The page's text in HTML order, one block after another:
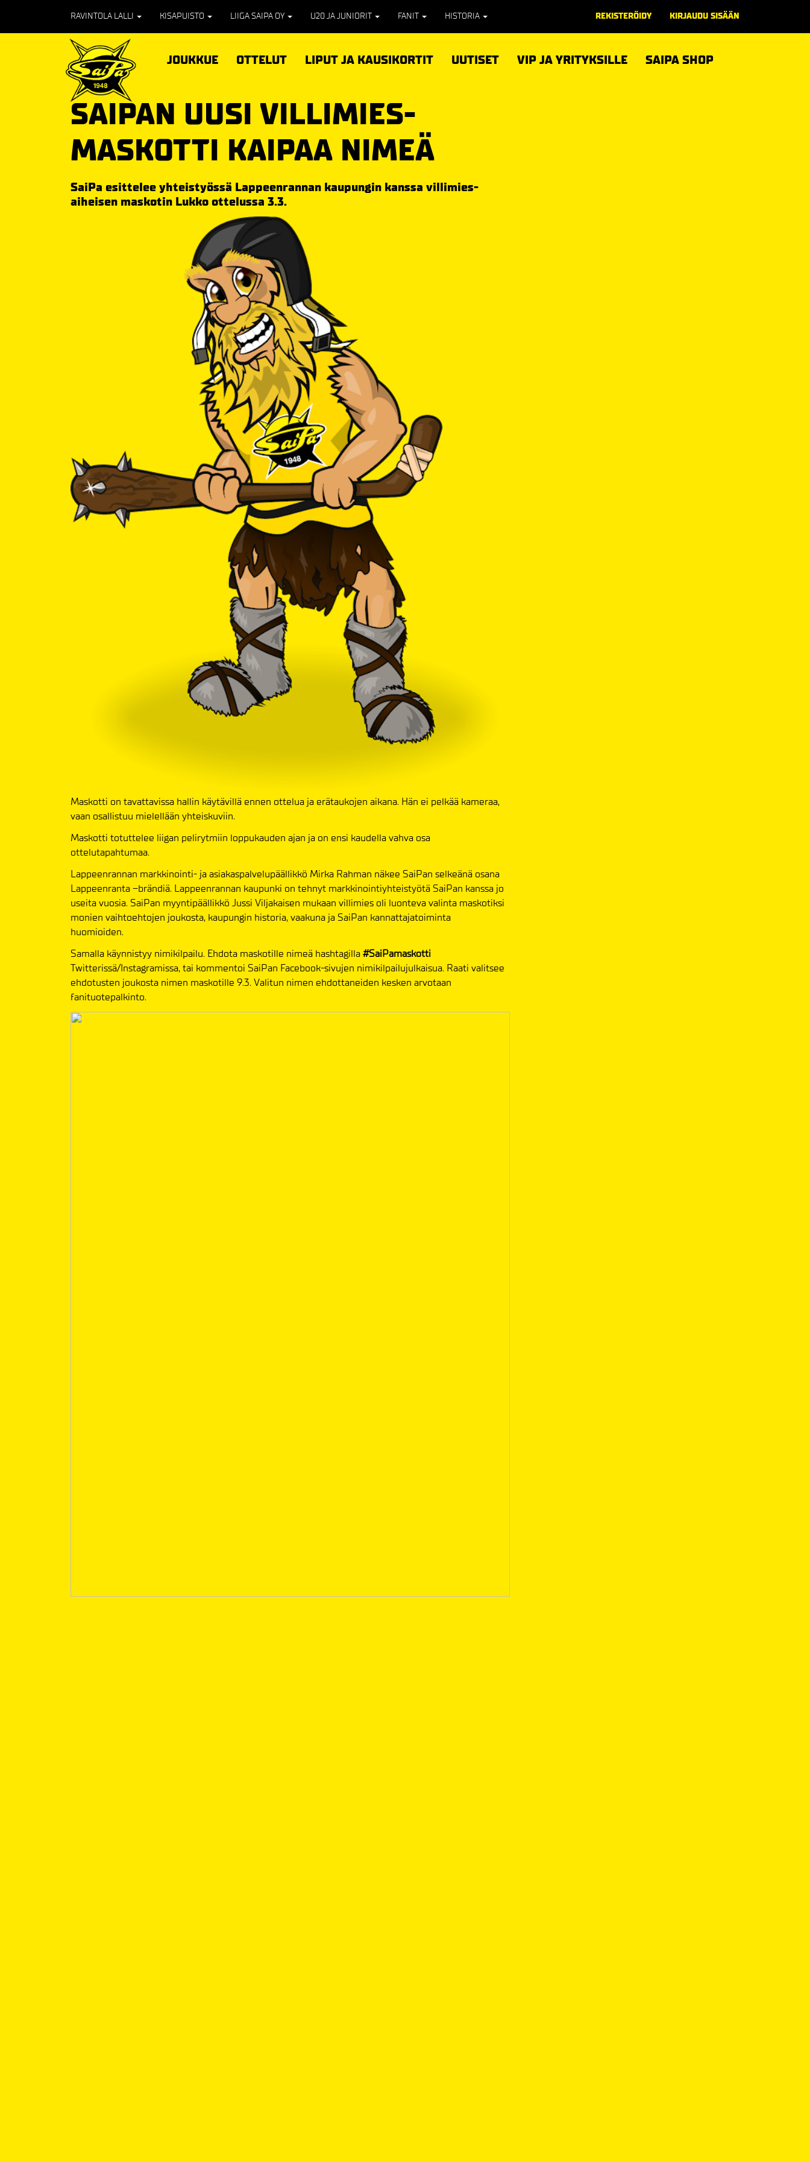
RAVINTOLA LALLI KISAPUISTO LIIGA SAIPA OY U20 JA JUNIORIT FANIT HISTORIA REKISTERÖIDY KIRJAUDU SISÄÄN
JOUKKUE OTTELUT LIPUT JA KAUSIKORTIT UUTISET VIP JA YRITYKSILLE SAIPA SHOP
SAIPAN UUSI VILLIMIES-
MASKOTTI KAIPAA NIMEÄ
SaiPa esittelee yhteistyössä Lappeenrannan kaupungin kanssa villimies-
aiheisen maskotin Lukko ottelussa 3.3.
Maskotti on tavattavissa hallin käytävillä ennen ottelua ja erätaukojen aikana. Hän ei pelkää kameraa,
vaan osallistuu mielellään yhteiskuviin.
Maskotti totuttelee liigan pelirytmiin loppukauden ajan ja on ensi kaudella vahva osa
ottelutapahtumaa.
Lappeenrannan markkinointi- ja asiakaspalvelupäällikkö Mirka Rahman näkee SaiPan selkeänä osana
Lappeenranta –brändiä. Lappeenrannan kaupunki on tehnyt markkinointiyhteistyötä SaiPan kanssa jo
useita vuosia. SaiPan myyntipäällikkö Jussi Viljakaisen mukaan villimies oli luonteva valinta maskotiksi
monien vaihtoehtojen joukosta, kaupungin historia, vaakuna ja SaiPan kannattajatoiminta
huomioiden.
Samalla käynnistyy nimikilpailu. Ehdota maskotille nimeä hashtagilla#SaiPamaskotti
Twitterissä/Instagramissa, tai kommentoi SaiPan Facebook-sivujen nimikilpailujulkaisua. Raati valitsee
ehdotusten joukosta nimen maskotille 9.3. Valitun nimen ehdottaneiden kesken arvotaan
fanituotepalkinto.